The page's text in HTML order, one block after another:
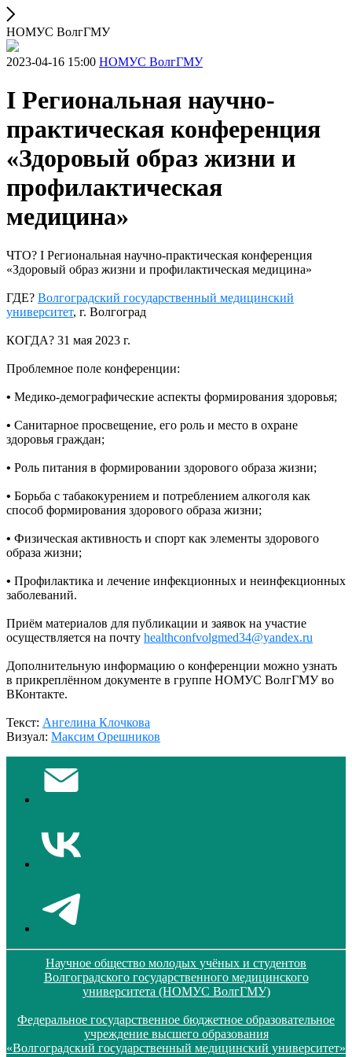
НОМУС ВолгГМУ
2023-04-16 15:00 НОМУС ВолгГМУ
I Региональная научно-
практическая конференция
«Здоровый образ жизни и
профилактическая
медицина»
ЧТО? I Региональная научно-практическая конференция
«Здоровый образ жизни и профилактическая медицина»
ГДЕ? Волгоградский государственный медицинский
университет, г. Волгоград
КОГДА? 31 мая 2023 г.
Проблемное поле конференции:
• Медико-демографические аспекты формирования здоровья;
• Санитарное просвещение, его роль и место в охране
здоровья граждан;
• Роль питания в формировании здорового образа жизни;
• Борьба с табакокурением и потреблением алкоголя как
способ формирования здорового образа жизни;
• Физическая активность и спорт как элементы здорового
образа жизни;
• Профилактика и лечение инфекционных и неинфекционных
заболеваний.
Приём материалов для публикации и заявок на участие
осуществляется на почту healthconfvolgmed34@yandex.ru
Дополнительную информацию о конференции можно узнать
в прикреплённом документе в группе НОМУС ВолгГМУ во
ВКонтакте.
Текст: Ангелина Клочкова
Визуал: Максим Орешников
Научное общество молодых учёных и студентов
Волгоградского государственного медицинского
университета (НОМУС ВолгГМУ)
Федеральное государственное бюджетное образовательное
учреждение высшего образования
«Волгоградский государственный медицинский университет»